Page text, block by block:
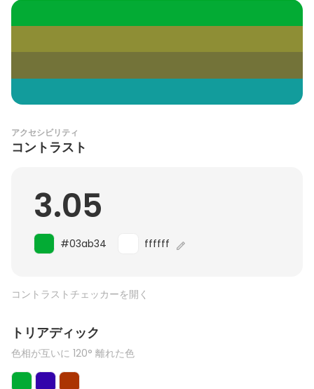
アクセシビリティ
コントラスト
3.05
#03ab34 ffffff
コントラストチェッカーを開く
トリアディック
色相が互いに 120° 離れた色